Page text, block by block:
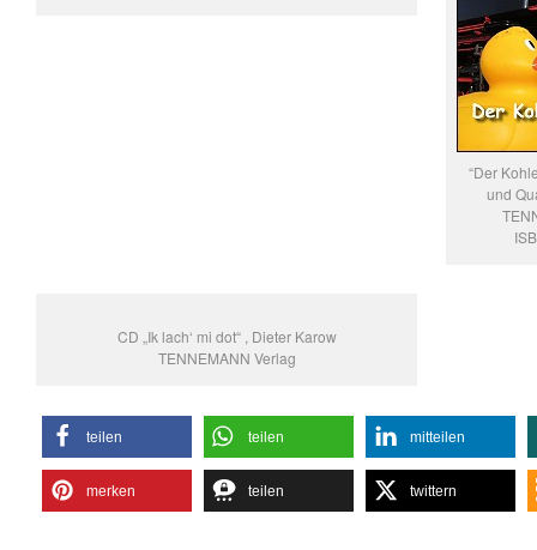
“Der
und
CD „Ik lach‘ mi dot“ , Dieter Karow
TENNEMANN Verlag
teilen teilen mitteilen
merken teilen twittern